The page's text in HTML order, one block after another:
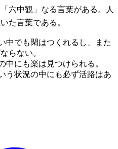
六中観」なる言葉がある。人
た言葉である。
でも閑はつくれるし、また
らない。
にも楽は見つけられる。
状況の中にも必ず活路はあ